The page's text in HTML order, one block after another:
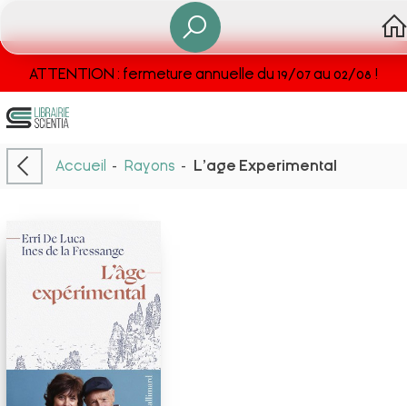
ATTENTION : fermeture annuelle du 19/07 au 02/08 !
Accueil - Rayons - L'age Experimental